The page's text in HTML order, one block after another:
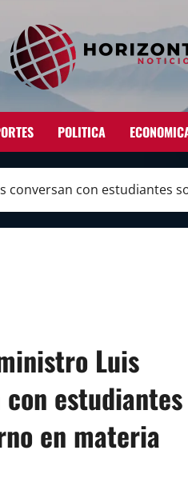
POLITICA
conversan con estudiantes
Luis
con estudiantes
en materia